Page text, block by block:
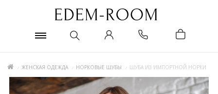
ЖЕНСКАЯ ОДЕЖДА НОРКОВЫЕ ШУБЫ ШУБА ИЗ ИМПОРТНОЙ НОРКИ